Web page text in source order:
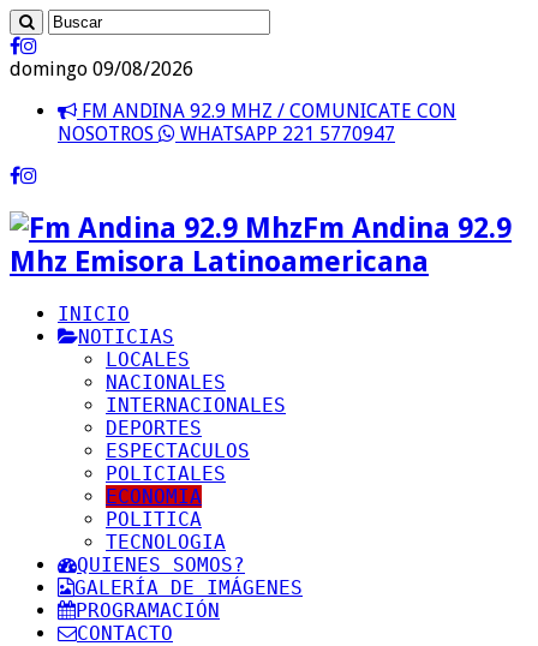
domingo 09/08/2026
FM ANDINA 92.9 MHZ / COMUNICATE CON
NOSOTROS
WHATSAPP 221 5770947
Fm Andina 92.9
Mhz Emisora Latinoamericana
INICIO
NOTICIAS
LOCALES
NACIONALES
INTERNACIONALES
DEPORTES
ESPECTACULOS
POLICIALES
ECONOMIA
POLITICA
TECNOLOGIA
QUIENES SOMOS?
GALERÍA DE IMÁGENES
PROGRAMACIÓN
CONTACTO